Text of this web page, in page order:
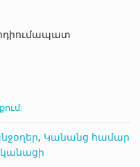
, Կանանց համար
կանացի